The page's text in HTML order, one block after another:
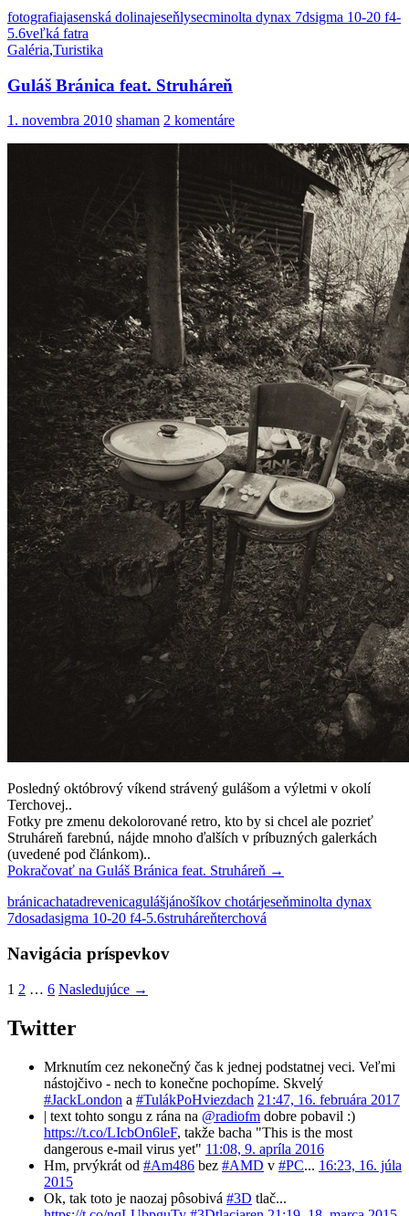
fotografiajasenská dolinajeseňlysecminolta dynax 7dsigma 10-20 f4-
5.6veľká fatra
Galéria,Turistika
Guláš Bránica feat. Struháreň
1. novembra 2010 shaman 2 komentáre
Posledný októbrový víkend strávený gulášom a výletmi v okolí
Terchovej..
Fotky pre zmenu dekolorované retro, kto by si chcel ale pozrieť
Struháreň farebnú, nájde mnoho ďalších v príbuzných galerkách
(uvedené pod článkom)..
Pokračovať na Guláš Bránica feat. Struháreň →
bránicachatadrevenicagulášjánošíkov chotárjeseňminolta dynax
7dosadasigma 10-20 f4-5.6struháreňterchová
Navigácia príspevkov
1 2 … 6 Nasledujúce →
Twitter
Mrknutím cez nekonečný čas k jednej podstatnej veci. Veľmi
nástojčivo - nech to konečne pochopíme. Skvelý
#JackLondon a #TulákPoHviezdach 21:47, 16. februára 2017
| text tohto songu z rána na @radiofm dobre pobavil :)
https://t.co/LIcbOn6leF, takže bacha "This is the most
dangerous e-mail virus yet" 11:08, 9. apríla 2016
Hm, prvýkrát od #Am486 bez #AMD v #PC... 16:23, 16. júla
2015
Ok, tak toto je naozaj pôsobivá #3D tlač...